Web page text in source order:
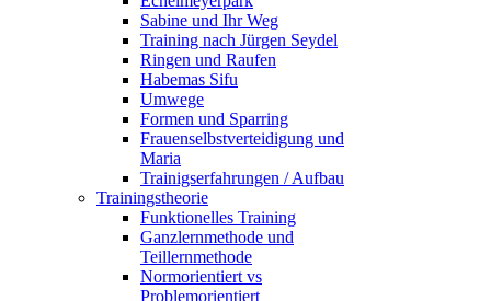
Sabine und Ihr Weg
Training nach Jürgen Seydel
Ringen und Raufen
Habemas Sifu
Umwege
Formen und Sparring
Frauenselbstverteidigung und
Maria
Trainigserfahrungen / Aufbau
Trainingstheorie
Funktionelles Training
Ganzlernmethode und
Teillernmethode
Normorientiert vs
Problemorientiert